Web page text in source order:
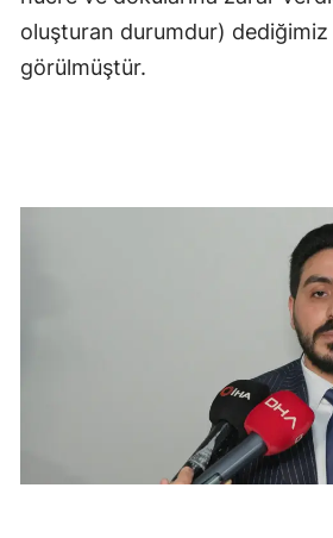
oluşturan durumdur)
görülmüştür.